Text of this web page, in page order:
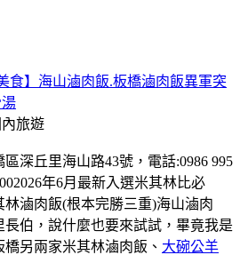
食】海山滷肉飯.板橋滷肉飯異軍突
內旅遊
深丘里海山路43號，電話:0986 995
年6月最新入選米其林比必
滷肉飯(根本完勝三重)海山滷肉
伯，說什麼也要來試試，畢竟我是
另兩家米其林滷肉飯、 大碗公羊